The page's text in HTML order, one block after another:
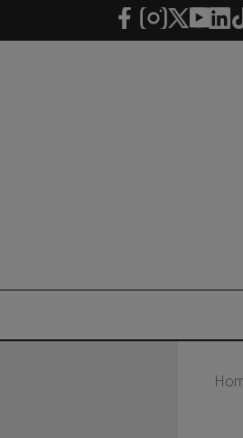
Salta al contingut principal